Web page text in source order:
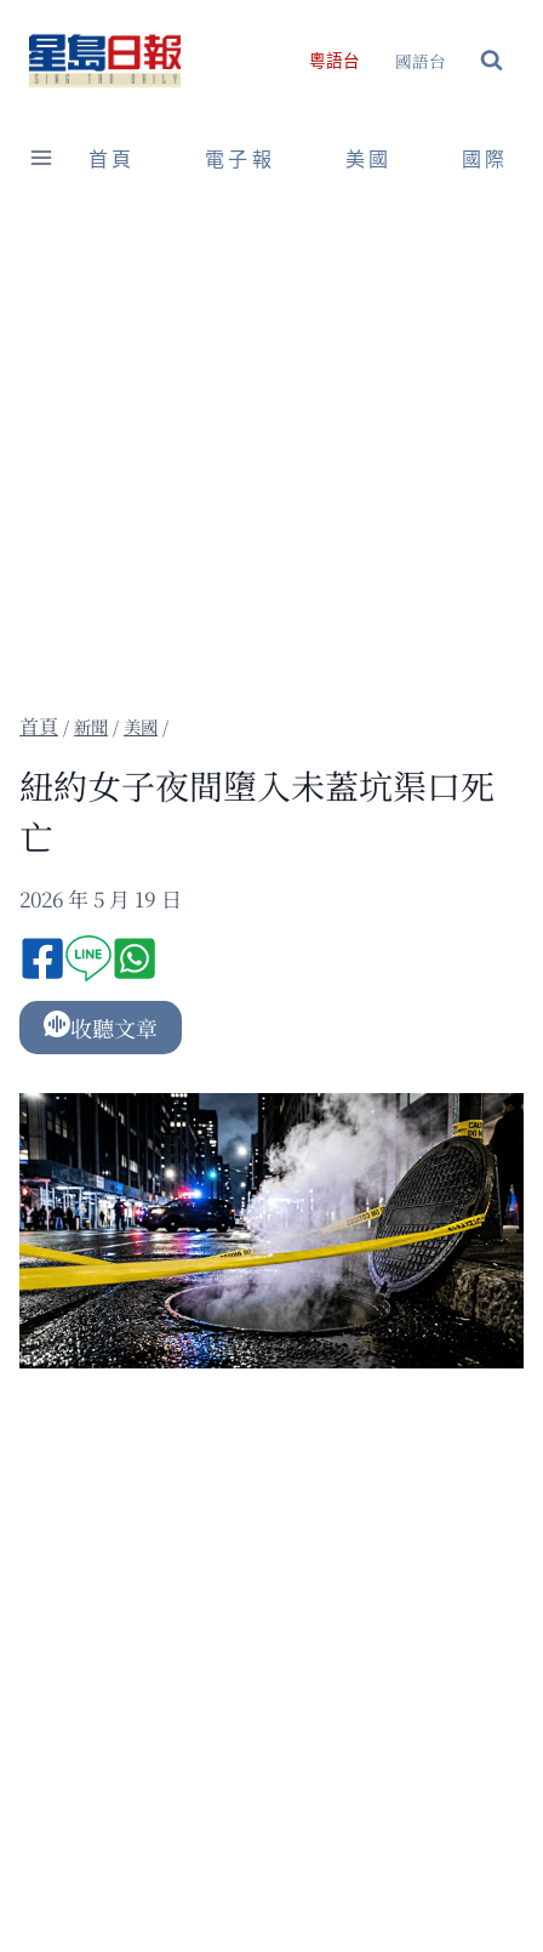
content
粵語台 國語台
首頁 電子報 美國 國際
/新聞 / 美國 /
紐約女子夜間墮入未蓋坑渠口死
亡
2026 年 5 月 19 日
收聽文章